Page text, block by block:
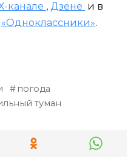
канале , Дзене и в
«Одноклассники».
погода
туман